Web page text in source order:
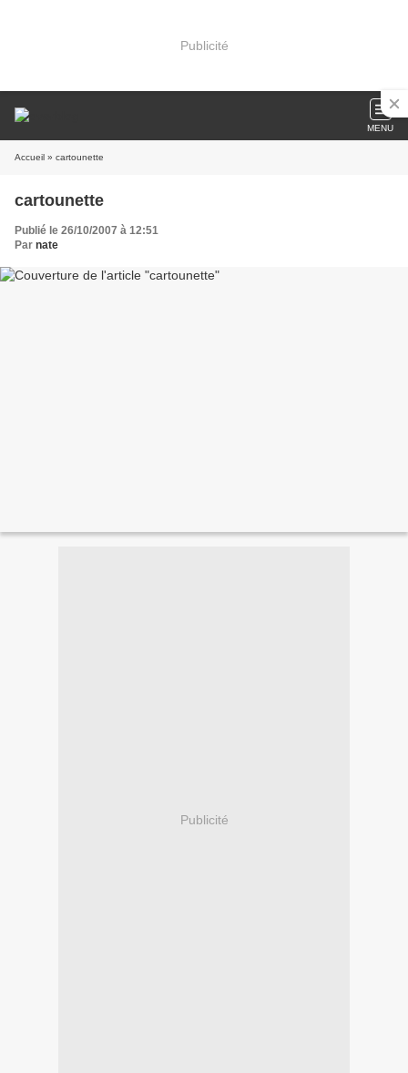
Publicité
MENU
Accueil » cartounette
cartounette
Publié le 26/10/2007 à 12:51
Par nate
Publicité